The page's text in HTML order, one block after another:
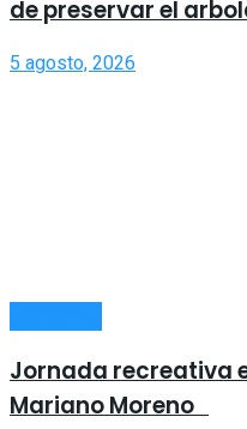
de preservar el
5 agosto, 2026
Jornada recreativa
Mariano Moreno